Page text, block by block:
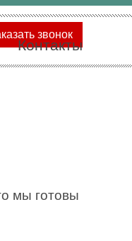
звонок
Контакты
мы готовы